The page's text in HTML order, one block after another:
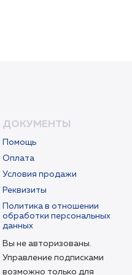
ДОКУМЕНТЫ
Помощь
Оплата
Условия продажи
Реквизиты
Политика в отношении
обработки персональных
данных
Вы не авторизованы.
Управление подписками
возможно только для